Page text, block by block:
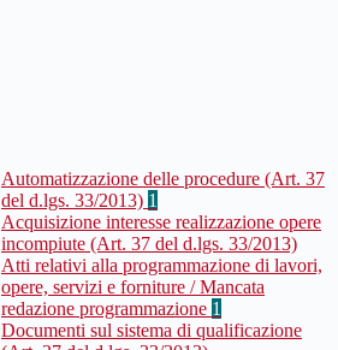
Automatizzazione delle procedure (Art. 37
del d.lgs. 33/2013) 1
Acquisizione interesse realizzazione opere
incompiute (Art. 37 del d.lgs. 33/2013)
Atti relativi alla programmazione di lavori,
opere, servizi e forniture / Mancata
redazione programmazione 1
Documenti sul sistema di qualificazione